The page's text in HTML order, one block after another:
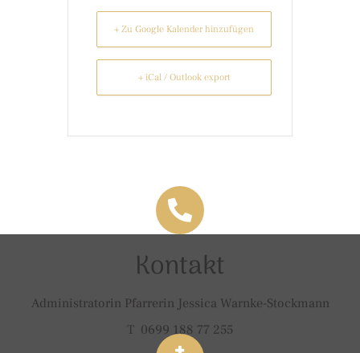
+ Zu Google Kalender hinzufügen
+ iCal / Outlook export
Kontakt
Administratorin Pfarrerin Jessica Warnke-Stockmann
T 0699 188 77 255